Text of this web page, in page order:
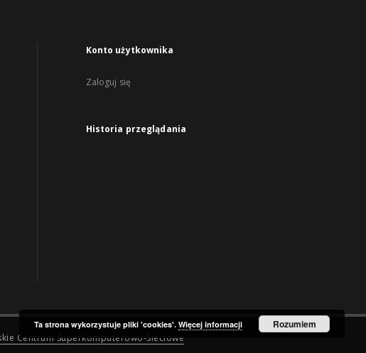
Konto użytkownika
Zaloguj się
Historia przeglądania
Centrum Superkomputerowo-Sieciowe
Ta strona wykorzystuje pliki 'cookies'. Więcej informacji Rozumiem